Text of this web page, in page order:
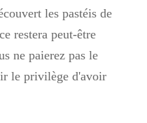
les pastéis de
restera peut-être
ne paierez pas le
le privilège d'avoir